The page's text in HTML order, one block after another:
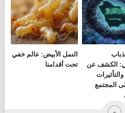
الكشف عن
المجتمع
النمل الأبيض: عالم خفي
تحت أقدامنا